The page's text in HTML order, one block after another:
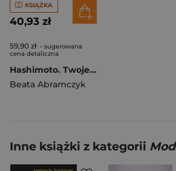
KSIĄŻKA
40,93 zł
59,90 zł - sugerowana
cena detaliczna
Hashimoto. Twoje cztery pory roku
Beata Abramczyk
Inne książki z kategorii